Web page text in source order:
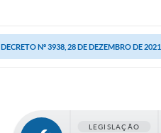
DECRETO Nº 3938, 28 DE DEZEMBRO DE 2021
LEGISLAÇÃO